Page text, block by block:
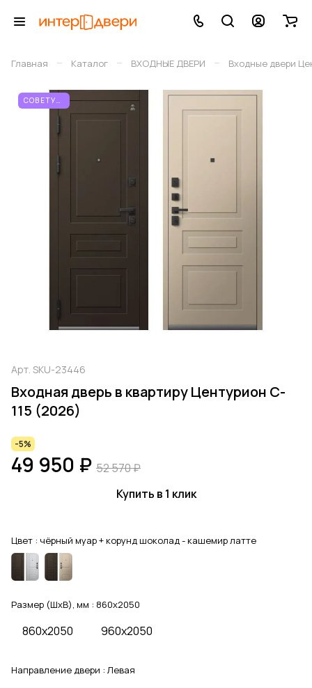
Главная – Каталог – ВХОДНЫЕ ДВЕРИ – Входные двери
СОВЕТУЕМ
Арт. SKU-23446
Входная дверь в квартиру Центурион C-
115 (2026)
-5%
49 950 ₽ 52 570 ₽
Купить в 1 клик
Цвет : чёрный муар + корунд шоколад - кашемир латте
Размер (ШхВ), мм : 860x2050
860x2050 960x2050
Направление двери : Левая